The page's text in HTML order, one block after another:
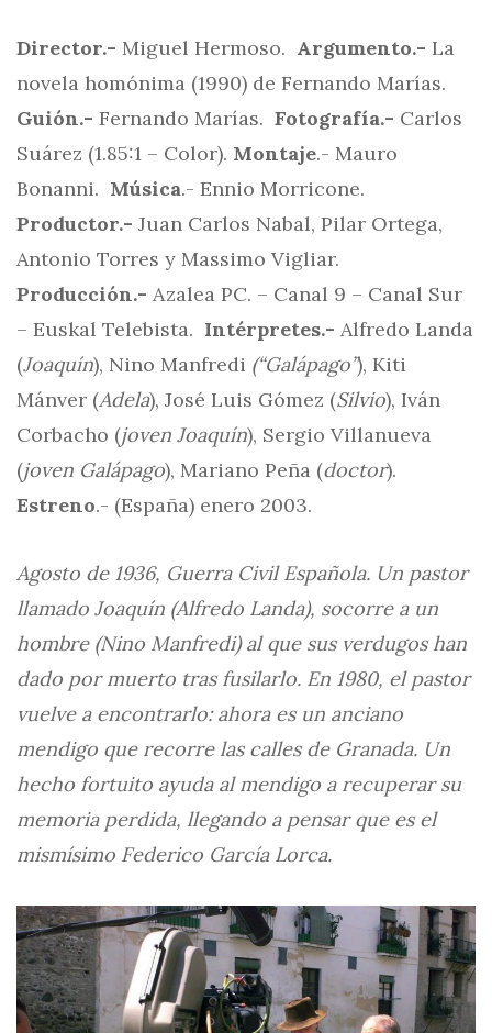
Director.- Miguel Hermoso. Argumento.- La
novela homónima (1990) de Fernando Marías.
Guión.- Fernando Marías. Fotografía.- Carlos
Suárez (1.85:1 – Color). Montaje.- Mauro
Bonanni. Música.- Ennio Morricone.
Productor.- Juan Carlos Nabal, Pilar Ortega,
Antonio Torres y Massimo Vigliar.
Producción.- Azalea PC. – Canal 9 – Canal Sur
– Euskal Telebista. Intérpretes.- Alfredo Landa
(Joaquín), Nino Manfredi (“Galápago”), Kiti
Mánver (Adela), José Luis Gómez (Silvio), Iván
Corbacho (joven Joaquín), Sergio Villanueva
(joven Galápago), Mariano Peña (doctor).
Estreno.- (España) enero 2003.
Agosto de 1936, Guerra Civil Española. Un pastor
llamado Joaquín (Alfredo Landa), socorre a un
hombre (Nino Manfredi) al que sus verdugos han
dado por muerto tras fusilarlo. En 1980, el pastor
vuelve a encontrarlo: ahora es un anciano
mendigo que recorre las calles de Granada. Un
hecho fortuito ayuda al mendigo a recuperar su
memoria perdida, llegando a pensar que es el
mismísimo Federico García Lorca.